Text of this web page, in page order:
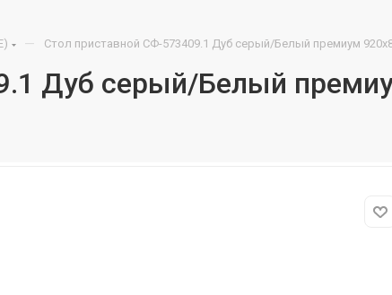
— Стол приставной СФ-573409.1 Дуб серый/Белый премиум
Дуб серый/Белый